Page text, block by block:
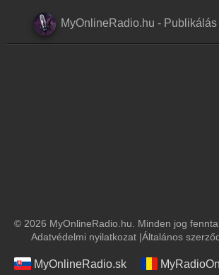
MyOnlineRadio.hu - Publikálás
© 2026 MyOnlineRadio.hu. Minden jog
Adatvédelmi nyilatkozat |Általános
MyOnlineRadio.sk